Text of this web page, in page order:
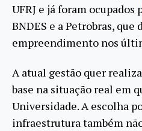
UFRJ e já foram
BNDES e a Petrobras, que
empreendimento nos
A atual gestão quer
base na situação real em
Universidade. A escolha
infraestrutura também